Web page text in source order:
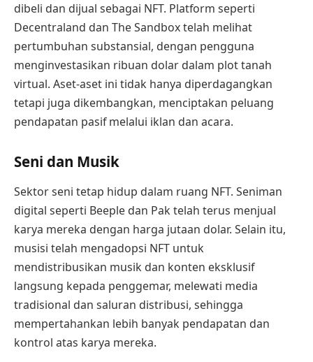
dibeli dan dijual sebagai NFT. Platform seperti
Decentraland dan The Sandbox telah melihat
pertumbuhan substansial, dengan pengguna
menginvestasikan ribuan dolar dalam plot tanah
virtual. Aset-aset ini tidak hanya diperdagangkan
tetapi juga dikembangkan, menciptakan peluang
pendapatan pasif melalui iklan dan acara.
Seni dan Musik
Sektor seni tetap hidup dalam ruang NFT. Seniman
digital seperti Beeple dan Pak telah terus menjual
karya mereka dengan harga jutaan dolar. Selain itu,
musisi telah mengadopsi NFT untuk
mendistribusikan musik dan konten eksklusif
langsung kepada penggemar, melewati media
tradisional dan saluran distribusi, sehingga
mempertahankan lebih banyak pendapatan dan
kontrol atas karya mereka.